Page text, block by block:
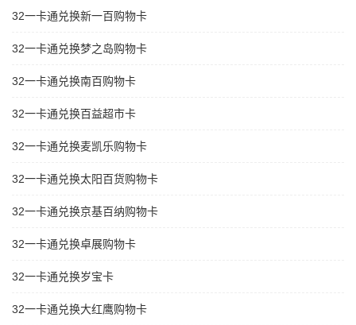
32一卡通兑换新一百购物卡
32一卡通兑换梦之岛购物卡
32一卡通兑换南百购物卡
32一卡通兑换百益超市卡
32一卡通兑换麦凯乐购物卡
32一卡通兑换太阳百货购物卡
32一卡通兑换京基百纳购物卡
32一卡通兑换卓展购物卡
32一卡通兑换岁宝卡
32一卡通兑换大红鹰购物卡